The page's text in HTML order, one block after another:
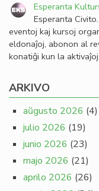
Esperanta
Esperanta
eventoj kaj kursoj
eldonaĵoj, abonon al
konatiĝi kun la
ARKIVO
aŭgusto 2026 (4)
julio 2026 (19)
junio 2026 (23)
majo 2026 (21)
aprilo 2026 (26)